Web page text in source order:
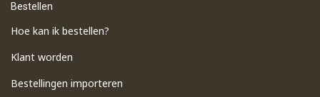
Bestellen
Hoe kan ik bestellen?
Klant worden
Bestellingen importeren